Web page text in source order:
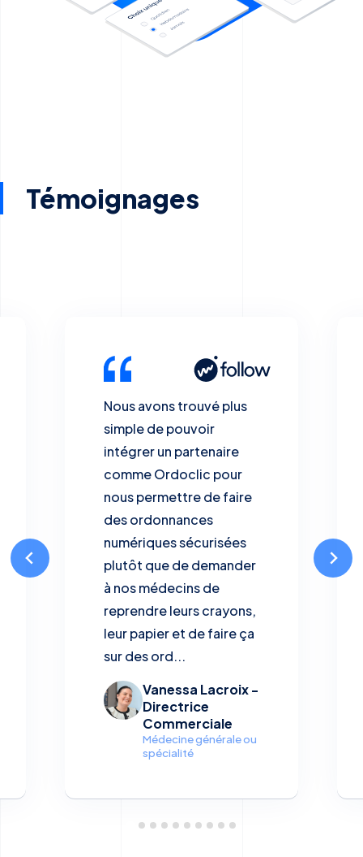
Témoignages
Nous avons trouvé plus
simple de pouvoir
intégrer un partenaire
comme Ordoclic pour
nous permettre de faire
des ordonnances
numériques sécurisées
plutôt que de demander
à nos médecins de
reprendre leurs crayons,
leur papier et de faire ça
sur des ord...
Vanessa Lacroix -
Directrice
Commerciale
Médecine générale ou
spécialité